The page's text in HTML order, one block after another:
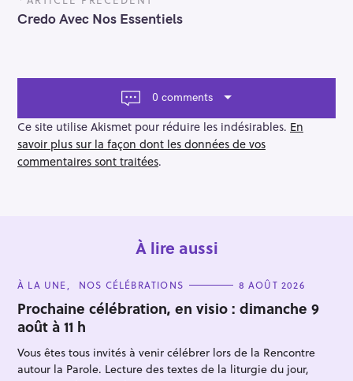
o
s
a
g
a
t
i
Credo Avec Nos Essentiels
0 comments
Ce site utilise Akismet pour réduire les indésirables. En
savoir plus sur la façon dont les données de vos
commentaires sont traitées.
À lire aussi
C
T
E
G
O
R
I
E
S
À LA UNE NOS CÉLÉBRATIONS 8 AOÛT 2026
Prochaine célébration, en visio : dimanche 9
août à 11 h
Vous êtes tous invités à venir célébrer lors de la Rencontre
autour la Parole. Lecture des textes de la liturgie du jour,